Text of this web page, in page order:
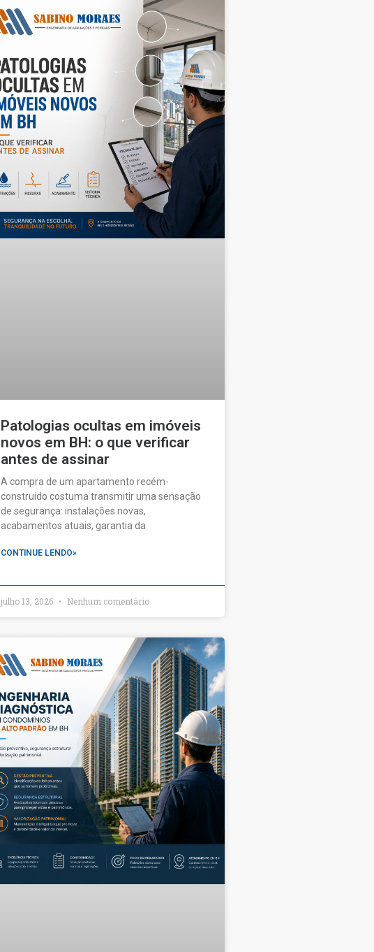
Patologias ocultas em imóveis
novos em BH: o que verificar
antes de assinar
A compra de um apartamento recém-
construído costuma transmitir uma sensação
de segurança: instalações novas,
acabamentos atuais, garantia da
CONTINUE LENDO»
julho 13, 2026 Nenhum comentário